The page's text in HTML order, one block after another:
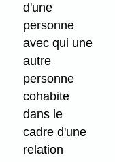
d'une
personne
avec qui une
autre
personne
cohabite
dans le
cadre d'une
relation